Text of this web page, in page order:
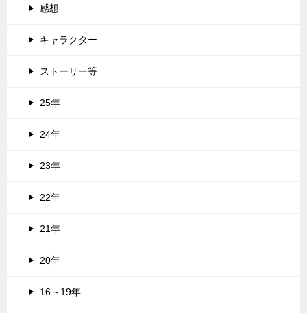
感想
キャラクター
ストーリー等
25年
24年
23年
22年
21年
20年
16～19年